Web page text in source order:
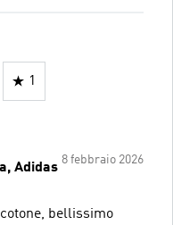
1
8 febbraio 2026
Adidas
bellissimo